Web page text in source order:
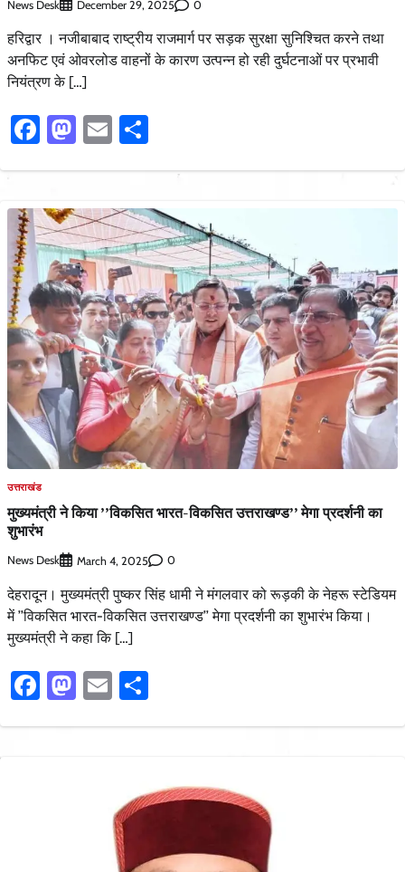
News Desk December 29, 2025 0
हरिद्वार । नजीबाबाद राष्ट्रीय राजमार्ग पर सड़क सुरक्षा सुनिश्चित करने तथा
अनफिट एवं ओवरलोड वाहनों के कारण उत्पन्न हो रही दुर्घटनाओं पर प्रभावी
नियंत्रण के […]
Facebook
Mastodon
Email
उत्तराखंड
मुख्यमंत्री ने किया ’’विकसित भारत-विकसित उत्तराखण्ड’’ मेगा प्रदर्शनी का
शुभारंभ
News Desk March 4, 2025 0
देहरादून। मुख्यमंत्री पुष्कर सिंह धामी ने मंगलवार को रूड़की के नेहरू स्टेडियम
में ’’विकसित भारत-विकसित उत्तराखण्ड’’ मेगा प्रदर्शनी का शुभारंभ किया।
मुख्यमंत्री ने कहा कि […]
Facebook
Mastodon
Email